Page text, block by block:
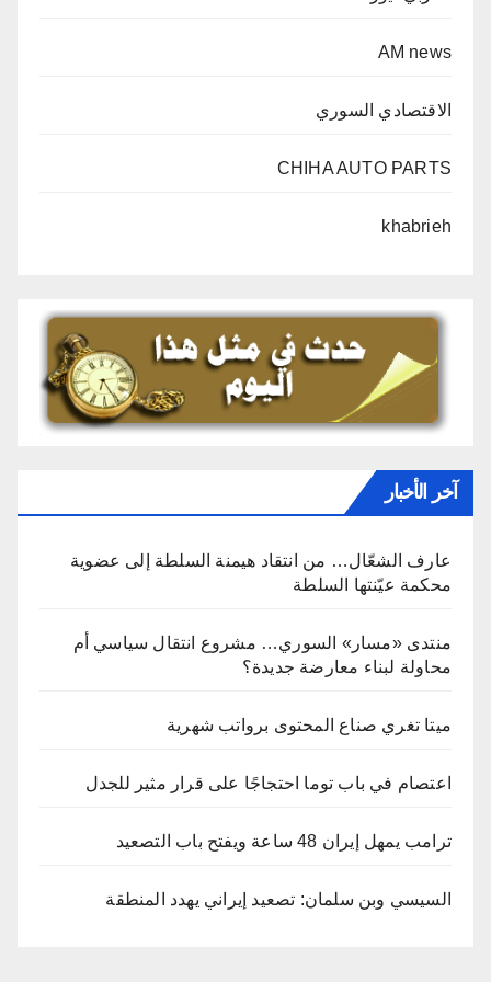
AM news
الاقتصادي السوري
CHIHA AUTO PARTS
khabrieh
آخر الأخبار
عارف الشعّال… من انتقاد هيمنة السلطة إلى عضوية
محكمة عيّنتها السلطة
منتدى «مسار» السوري… مشروع انتقال سياسي أم
محاولة لبناء معارضة جديدة؟
ميتا تغري صناع المحتوى برواتب شهرية
اعتصام في باب توما احتجاجًا على قرار مثير للجدل
ترامب يمهل إيران 48 ساعة ويفتح باب التصعيد
السيسي وبن سلمان: تصعيد إيراني يهدد المنطقة